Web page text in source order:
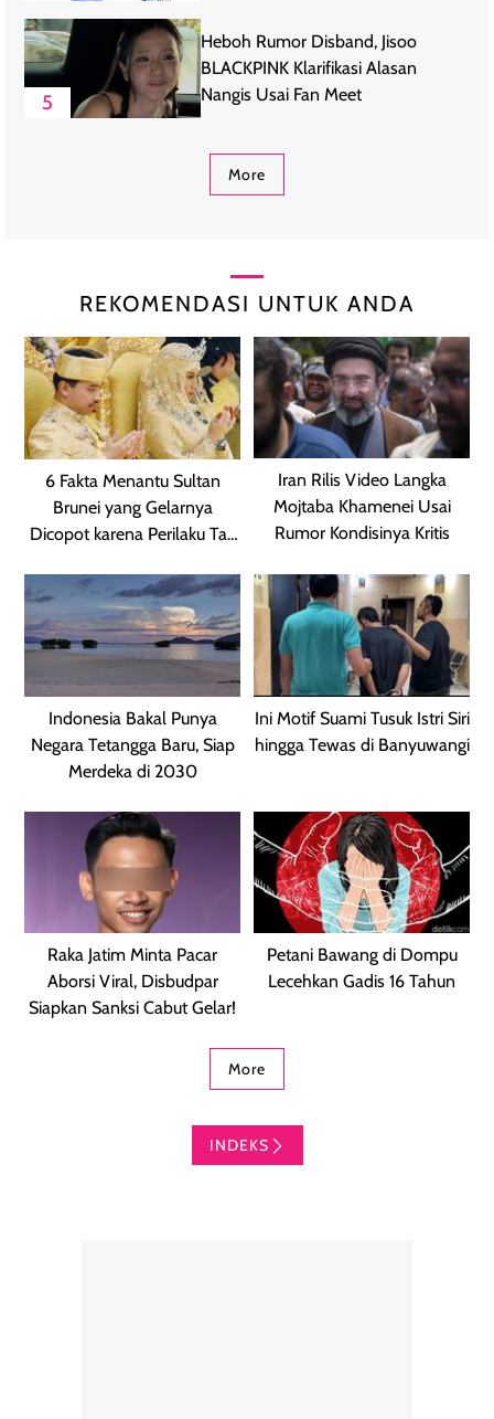
5
Heboh Rumor Disband, Jisoo
BLACKPINK Klarifikasi Alasan
Nangis Usai Fan Meet
More
REKOMENDASI UNTUK ANDA
6 Fakta Menantu Sultan
Brunei yang Gelarnya
Dicopot karena Perilaku Tak
Iran Rilis Video Langka
Mojtaba Khamenei Usai
Rumor Kondisinya Kritis
Indonesia Bakal Punya
Negara Tetangga Baru, Siap
Merdeka di 2030
Ini Motif Suami Tusuk Istri Siri
hingga Tewas di Banyuwangi
Raka Jatim Minta Pacar
Aborsi Viral, Disbudpar
Siapkan Sanksi Cabut Gelar!
Petani Bawang di Dompu
Lecehkan Gadis 16 Tahun
More
INDEKS